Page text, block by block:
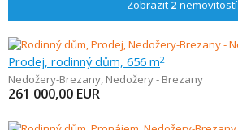
Zobrazit 2 nemovitostí
Prodej, rodinný dům, 656 m2
Nedožery-Brezany, Nedožery - Brezany
261 000,00 EUR